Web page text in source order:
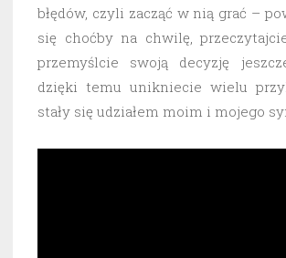
błędów, czyli zacząć w nią grać –
się choćby na chwilę,
przemyślcie swoją decyzję
dzięki temu unikniecie wielu
stały się udziałem moim i mojego